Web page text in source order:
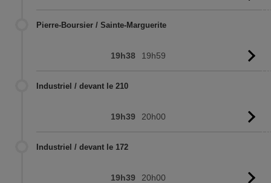
Pierre-Boursier / Sainte-Marguerite
19h38 19h59
Industriel / devant le 210
19h39 20h00
Industriel / devant le 172
19h39 20h00